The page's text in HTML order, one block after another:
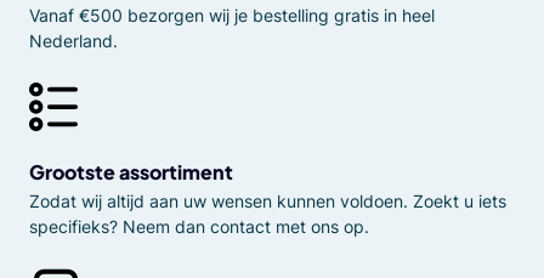
Vanaf €500 bezorgen wij je bestelling gratis in heel
Nederland.
Grootste assortiment
Zodat wij altijd aan uw wensen kunnen voldoen. Zoekt u iets
specifieks? Neem dan contact met ons op.